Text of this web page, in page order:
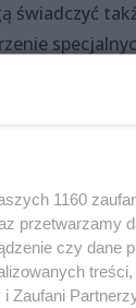
potrzeb
czy
dochodu
1160
przetwarzamy
czy dane
Zaufani